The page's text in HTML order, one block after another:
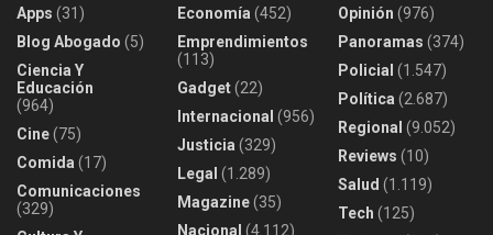
Apps (31)
Blog Abogado (5)
Ciencia Y
Educación
(964)
Cine(75)
Comida (17)
Comunicaciones
(329)
Economía (452)
Emprendimientos
(113)
Gadget(22)
Internacional (956)
Justicia (329)
Legal (1.289)
Magazine(35)
Nacional (4.112)
Opinión (976)
Panoramas (374)
Policial (1.547)
Política (2.687)
Regional (9.052)
Reviews (10)
Salud (1.119)
Tech (125)